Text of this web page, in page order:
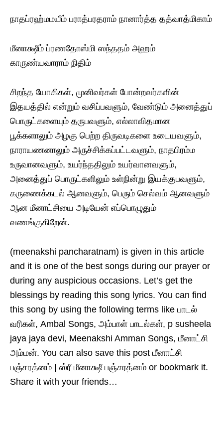
நாதப்ரஹ்மமயீம் பராத்பரதராம் நானார்த்த தத்வாத்மிகாம்
மீனாக்ஷீம் ப்ரணதோஸ்மி ஸந்ததம் அஹம்
காருண்யவாராம் நிதிம்
சிறந்த யோகிகள், முனிவர்கள் போன்றவர்களின்
இதயத்தில் என்றும் வசிப்பவளும், வேண்டும் அனைத்துப்
பொருட்களையும் தருபவளும், எல்லாவிதமான
பூக்களாலும் அழகு பெற்ற திருவடிகளை உடையவளும்,
நாராயணனாலும் அருச்சிக்கப்பட்டவளும், நாதபிரம்ம
உருவானவளும், உயர்ந்ததிலும் உயர்வானவளும்,
அனைத்துப் பொருட்களிலும் உள்நின்று இயக்குபவளும்,
கருணைக்கடல் ஆனவளும், பெரும் செல்வம் ஆனவளும்
ஆன மீனாட்சியை அடியேன் எப்பொழுதும்
வணங்குகிறேன்.
(meenakshi pancharatnam) is given in this article
and it is one of the best songs during our prayer or
during any auspicious occasions. Let’s get the
blessings by reading this song lyrics. You can find
this song by using the following terms like பாடல்
வரிகள், Ambal Songs, அம்பாள் பாடல்கள், p susheela
jaya jaya devi, Meenakshi Amman Songs, மீனாட்சி
அம்மன். You can also save this post மீனாட்சி
பஞ்சரத்னம் | ஸ்ரீ மீனாக்ஷீ பஞ்சரத்னம் or bookmark it.
Share it with your friends…